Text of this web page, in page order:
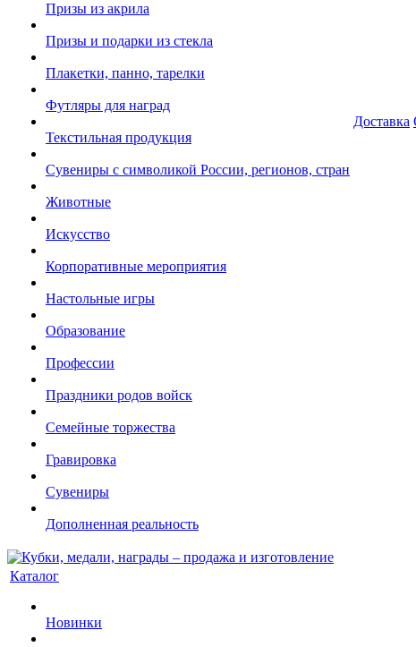
Призы из акрила
Призы и подарки из стекла
Плакетки, панно, тарелки
Футляры для наград
Текстильная продукция
Сувениры с символикой России, регионов, стран
Животные
Искусство
Корпоративные мероприятия
Настольные игры
Образование
Профессии
Праздники родов войск
Семейные торжества
Гравировка
Сувениры
Дополненная реальность
Доставка
Каталог
Новинки